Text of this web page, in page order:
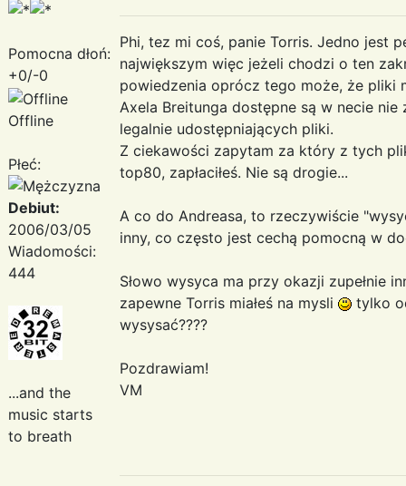
Pomocna dłoń:
+0/-0
Offline
Płeć:
Debiut:
2006/03/05
Wiadomości:
444
...and the
music starts
to breath
Phi, tez mi coś, panie Torris. Jedno jest
największym więc jeżeli chodzi o ten
powiedzenia oprócz tego może, że pliki
Axela Breitunga dostępne są w necie
legalnie udostępniających pliki.
Z ciekawości zapytam za który z tych
top80, zapłaciłeś. Nie są drogie...
A co do Andreasa, to rzeczywiście
inny, co często jest cechą pomocną w
Słowo wysyca ma przy okazji zupełnie
zapewne Torris miałeś na mysli
tylko
wysysać????
Pozdrawiam!
VM